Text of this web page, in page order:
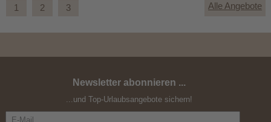
Mountain & Relax
1 2 3 Alle Angebote
Newsletter abonnieren ...
...und Top-Urlaubsangebote sichern!